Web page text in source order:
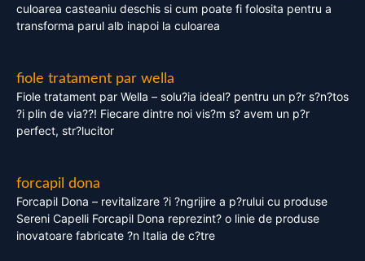
culoarea casteaniu deschis si cum poate fi folosita pentru a
transforma parul alb inapoi la culoarea
fiole tratament par wella
Fiole tratament par Wella – solu?ia ideal? pentru un p?r s?n?tos
?i plin de via??! Fiecare dintre noi vis?m s? avem un p?r
perfect, str?lucitor
forcapil dona
Forcapil Dona – revitalizare ?i ?ngrijire a p?rului cu produse
Sereni Capelli Forcapil Dona reprezint? o linie de produse
inovatoare fabricate ?n Italia de c?tre